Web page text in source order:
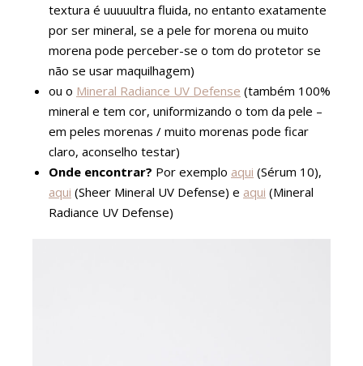
textura é uuuuultra fluida, no entanto exatamente
por ser mineral, se a pele for morena ou muito
morena pode perceber-se o tom do protetor se
não se usar maquilhagem)
ou o Mineral Radiance UV Defense (também 100%
mineral e tem cor, uniformizando o tom da pele –
em peles morenas / muito morenas pode ficar
claro, aconselho testar)
Onde encontrar? Por exemplo aqui (Sérum 10),
aqui (Sheer Mineral UV Defense) e aqui (Mineral
Radiance UV Defense)